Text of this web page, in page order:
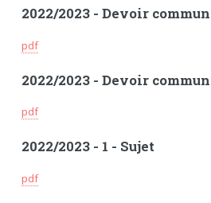
2022/2023 - Devoir
pdf
2022/2023 - Devoir
pdf
2022/2023 - 1 - Sujet
pdf